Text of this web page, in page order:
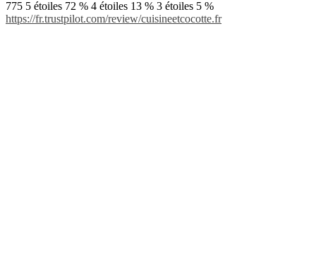
775 5 étoiles 72 % 4 étoiles 13 % 3 étoiles 5 %
https://fr.trustpilot.com/review/cuisineetcocotte.fr